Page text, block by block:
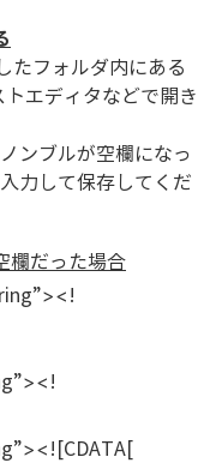
たフォルダ内にある
トエディタなどで開き
ンブルが空欄になっ
力して保存してくだ
欄だった場合